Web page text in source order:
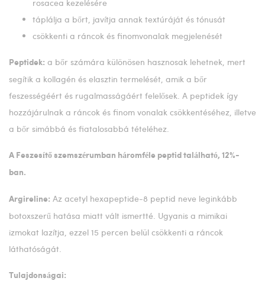
rosacea kezelésére
táplálja a bőrt, javítja annak textúráját és tónusát
csökkenti a ráncok és finomvonalak megjelenését
Peptidek: a bőr számára különösen hasznosak lehetnek, mert
segítik a kollagén és elasztin termelését, amik a bőr
feszességéért és rugalmasságáért felelősek. A peptidek így
hozzájárulnak a ráncok és finom vonalak csökkentéséhez, illetve
a bőr simábbá és fiatalosabbá tételéhez.
A Feszesítő szemszérumban háromféle peptid található, 12%-
ban.
Argireline: Az acetyl hexapeptide-8 peptid neve leginkább
botoxszerű hatása miatt vált ismertté. Ugyanis a mimikai
izmokat lazítja, ezzel 15 percen belül csökkenti a ráncok
láthatóságát.
Tulajdonságai: